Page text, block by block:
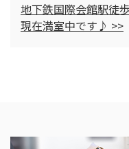
地下鉄国際会館駅徒
現在満室中です♪ >>